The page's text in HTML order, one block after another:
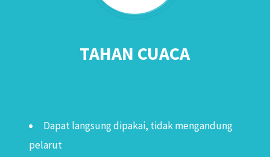
TAHAN CUACA
Dapat langsung dipakai, tidak mengandung
pelarut